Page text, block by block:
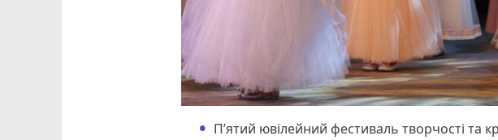
П’ятий ювілейний фестиваль творчості та